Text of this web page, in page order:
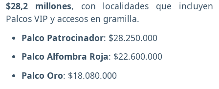
$28,2 millones, con localidades que incluyen
Palcos VIP y accesos en gramilla.
Palco Patrocinador: $28.250.000
Palco Alfombra Roja: $22.600.000
Palco Oro: $18.080.000